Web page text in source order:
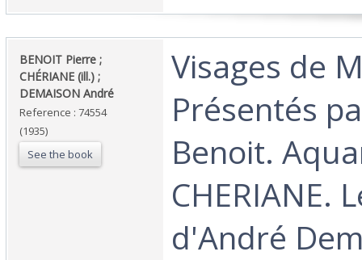
‎BENOIT Pierre ;
CHÉRIANE (ill.) ;
DEMAISON André‎
Reference : 74554
(1935)
See the book
‎Visages de
Présentés
Benoit.
CHERIANE.
d'André